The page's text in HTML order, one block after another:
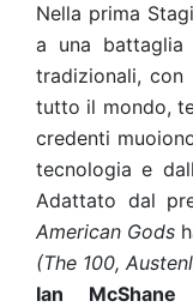
Nella prima
a una
tradizionali,
tutto il mondo,
credenti
tecnologia e
Adattato dal
American Gods
(The 100,
Ian McShane